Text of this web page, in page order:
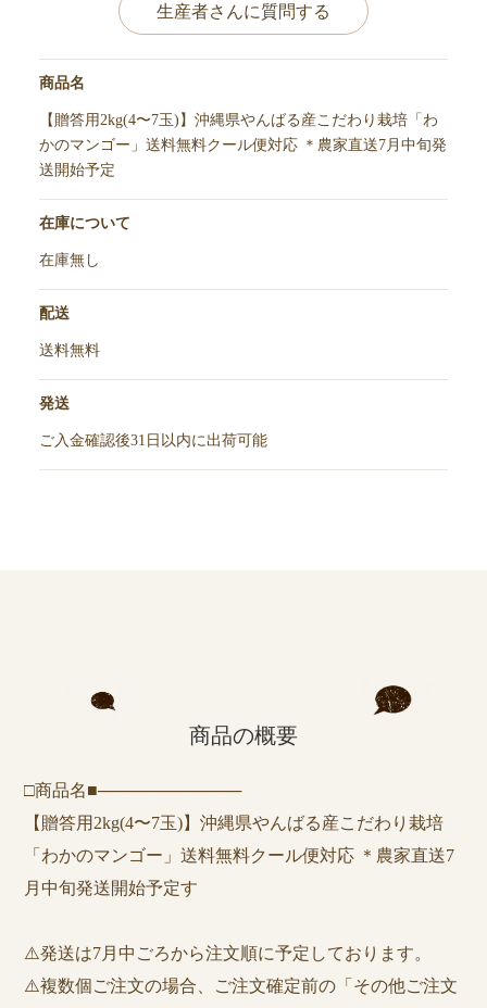
生産者さんに質問する
商品名
【贈答用2kg(4〜7玉)】沖縄県やんばる産こだわり栽培「わ
かのマンゴー」送料無料クール便対応 ＊農家直送7月中旬発
送開始予定
在庫について
在庫無し
配送
送料無料
発送
ご入金確認後31日以内に出荷可能
商品の概要
□商品名■────────────
【贈答用2kg(4〜7玉)】沖縄県やんばる産こだわり栽培
「わかのマンゴー」送料無料クール便対応 ＊農家直送7
月中旬発送開始予定す
⚠️発送は7月中ごろから注文順に予定しております。
⚠️複数個ご注文の場合、ご注文確定前の「その他ご注文